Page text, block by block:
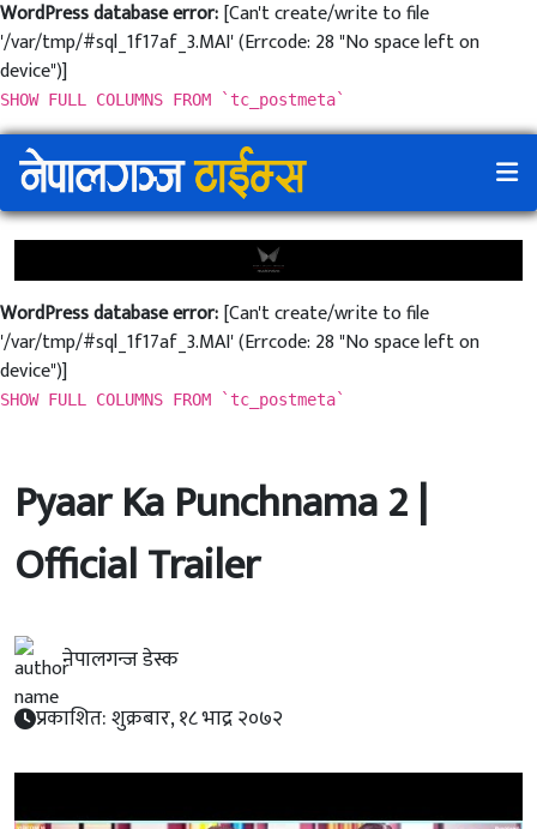
WordPress database error:[Can't create/write to file
'/var/tmp/#sql_1f17af_3.MAI' (Errcode: 28 "No space left on
device")]
SHOW FULL COLUMNS FROM `tc_postmeta`
WordPress database error:[Can't create/write to file
'/var/tmp/#sql_1f17af_3.MAI' (Errcode: 28 "No space left on
device")]
SHOW FULL COLUMNS FROM `tc_postmeta`
Pyaar Ka Punchnama 2 |
Official Trailer
नेपालगन्ज डेस्क
प्रकाशित: शुक्रबार, १८ भाद्र २०७२